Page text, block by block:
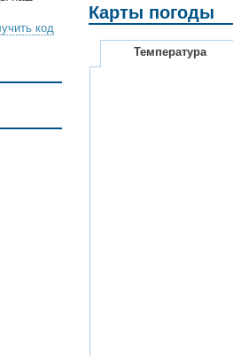
код
Карты погоды
Температура